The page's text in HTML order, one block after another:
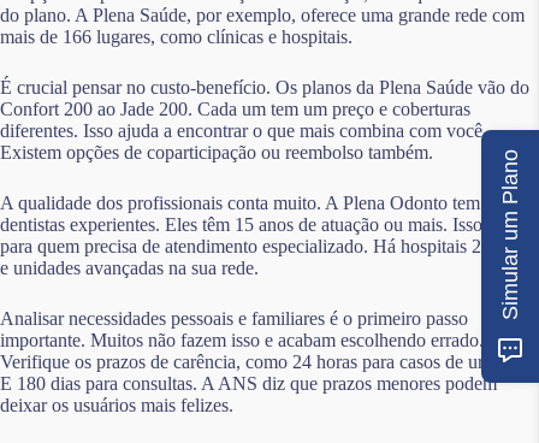
do plano. A Plena Saúde, por exemplo, oferece uma grande rede com
mais de 166 lugares, como clínicas e hospitais.
É crucial pensar no custo-benefício. Os planos da Plena Saúde vão do
Confort 200 ao Jade 200. Cada um tem um preço e coberturas
diferentes. Isso ajuda a encontrar o que mais combina com você.
Existem opções de coparticipação ou reembolso também.
A qualidade dos profissionais conta muito. A Plena Odonto tem
dentistas experientes. Eles têm 15 anos de atuação ou mais. Isso é bom
para quem precisa de atendimento especializado. Há hospitais 24 horas
e unidades avançadas na sua rede.
Analisar necessidades pessoais e familiares é o primeiro passo
importante. Muitos não fazem isso e acabam escolhendo errado.
Verifique os prazos de carência, como 24 horas para casos de urgência.
E 180 dias para consultas. A ANS diz que prazos menores podem
deixar os usuários mais felizes.
Simular um Plano